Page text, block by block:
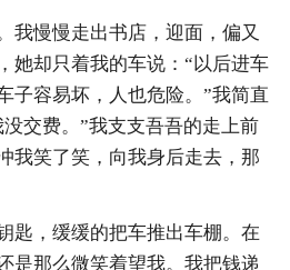
我慢慢走出书店，迎面，偏又
她却只着我的车说：“以后进车
子容易坏，人也危险。”我简直
交费。”我支支吾吾的走上前
我笑了笑，向我身后走去，那
匙，缓缓的把车推出车棚。在
是那么微笑着望我。我把钱递